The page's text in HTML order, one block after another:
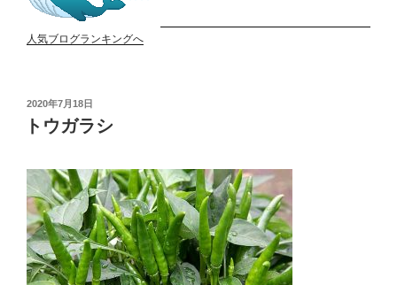
人気ブログランキングへ
投
稿
日:
2020年7月18日
トウガラシ